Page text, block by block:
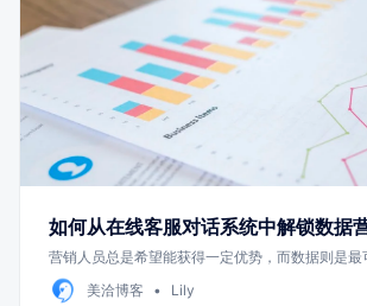
如何从在线客服对话系统中解锁数据
营销人员总是希望能获得一定优势，而数据则是最
美洽博客
Lily